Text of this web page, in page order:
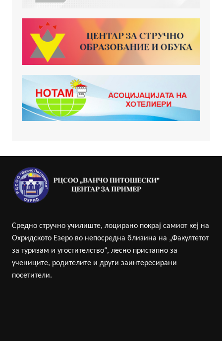
Средно стручно училиште, лоцирано покрај самиот кеј на
Охридското Езеро во непосредна близина на „Факултетот
за туризам и угостителство“, лесно пристапно за
учениците, родителите и други заинтересирани
посетители.